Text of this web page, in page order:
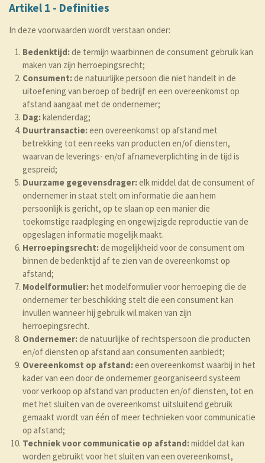
Artikel 1 - Definities
In deze voorwaarden wordt verstaan onder:
Bedenktijd:de termijn waarbinnen de consument gebruik kan
maken van zijn herroepingsrecht;
Consument:de natuurlijke persoon die niet handelt in de
uitoefening van beroep of bedrijf en een overeenkomst op
afstand aangaat met de ondernemer;
Dag:kalenderdag;
Duurtransactie:een overeenkomst op afstand met
betrekking tot een reeks van producten en/of diensten,
waarvan de leverings- en/of afnameverplichting in de tijd is
gespreid;
Duurzame gegevensdrager:elk middel dat de consument of
ondernemer in staat stelt om informatie die aan hem
persoonlijk is gericht, op te slaan op een manier die
toekomstige raadpleging en ongewijzigde reproductie van de
opgeslagen informatie mogelijk maakt.
Herroepingsrecht:de mogelijkheid voor de consument om
binnen de bedenktijd af te zien van de overeenkomst op
afstand;
Modelformulier:het modelformulier voor herroeping die de
ondernemer ter beschikking stelt die een consument kan
invullen wanneer hij gebruik wil maken van zijn
herroepingsrecht.
Ondernemer:de natuurlijke of rechtspersoon die producten
en/of diensten op afstand aan consumenten aanbiedt;
Overeenkomst op afstand:een overeenkomst waarbij in het
kader van een door de ondernemer georganiseerd systeem
voor verkoop op afstand van producten en/of diensten, tot en
met het sluiten van de overeenkomst uitsluitend gebruik
gemaakt wordt van één of meer technieken voor communicatie
op afstand;
Techniek voor communicatie op afstand:middel dat kan
worden gebruikt voor het sluiten van een overeenkomst,